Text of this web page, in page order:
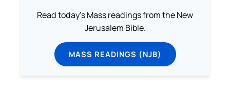
Read today's Mass readings from the New
Jerusalem Bible.
MASS READINGS (NJB)